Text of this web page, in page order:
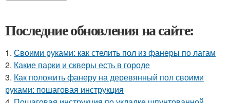
Последние обновления на сайте:
1. Своими руками: как стелить пол из фанеры по лагам
2. Какие парки и скверы есть в городе
3. Как положить фанеру на деревянный пол своими
руками: пошаговая инструкция